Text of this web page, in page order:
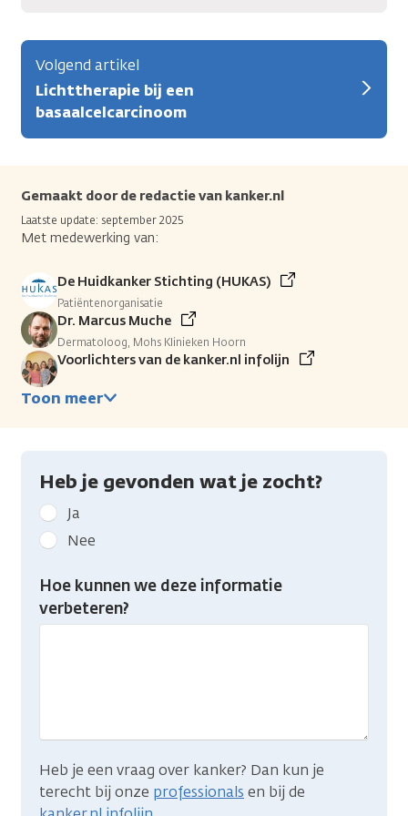
Volgend artikel
Lichttherapie bij een
basaalcelcarcinoom
Gemaakt door de redactie van kanker.nl
Laatste update: september 2025
Met medewerking van:
De Huidkanker Stichting (HUKAS)
Patiëntenorganisatie
Dr. Marcus Muche
Dermatoloog, Mohs Klinieken Hoorn
Voorlichters van de kanker.nl infolijn
Toon meer
Heb je gevonden wat je zocht?
Geef
kanker.nl
feedback:
Heb
gevonden
Ja
Nee
Hoe kunnen we deze informatie
verbeteren?
Heb je een vraag over kanker? Dan kun je
terecht bij onze professionals en bij de